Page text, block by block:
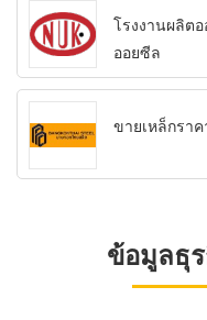
โรงงานผลิต
ออยซีล
ขายเหล็กรา
ข้อมูลธุ